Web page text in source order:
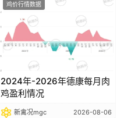
鸡价行情数据
2024年-2026年德康每月肉
鸡盈利情况
新禽况mgc 2026-08-06